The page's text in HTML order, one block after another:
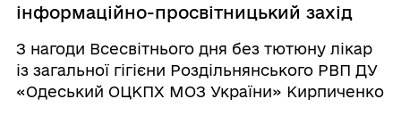
інформаційно-просвітницький захід
З нагоди Всесвітнього дня без тютюну лікар
із загальної гігієни Роздільнянського РВП ДУ
«Одеський ОЦКПХ МОЗ України» Кирпиченко